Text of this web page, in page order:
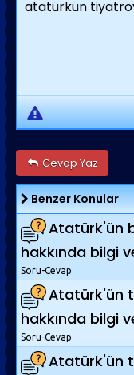
atatürkün
Cevap Yaz
Benzer Konular
Atatürk'ün
hakkında bilgi
Soru-Cevap
Atatürk'ün
hakkında bilgi
Soru-Cevap
Atatürk'ün